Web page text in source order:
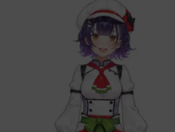
撰】にじさんじ「叶」2nd